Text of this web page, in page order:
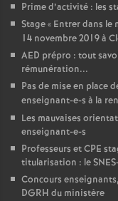
Prime d’activité : les
Stage « Entrer dans le
14 novembre 2019 à
AED prépro : tout
rémunération...
Pas de mise en place
enseignant-e-s à la
Les mauvaises
enseignant-e-s
Professeurs et CPE
titularisation : le
Concours
DGRH du ministère